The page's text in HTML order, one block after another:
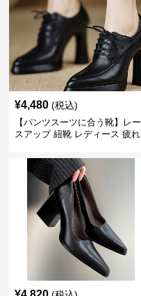
¥4,480 (税込)
【パンツスーツに合う靴】レー
スアップ 紐靴 レディース 疲れ
ビジネスシューズ